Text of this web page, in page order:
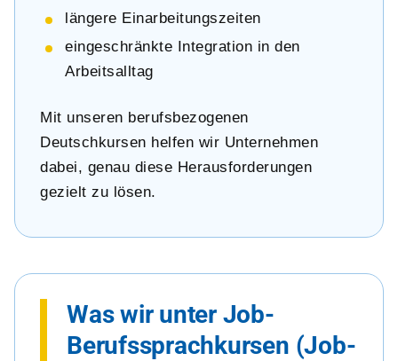
längere Einarbeitungszeiten
eingeschränkte Integration in den
Arbeitsalltag
Mit unseren berufsbezogenen
Deutschkursen helfen wir Unternehmen
dabei, genau diese Herausforderungen
gezielt zu lösen.
Was wir unter Job-
Berufssprachkursen (Job-